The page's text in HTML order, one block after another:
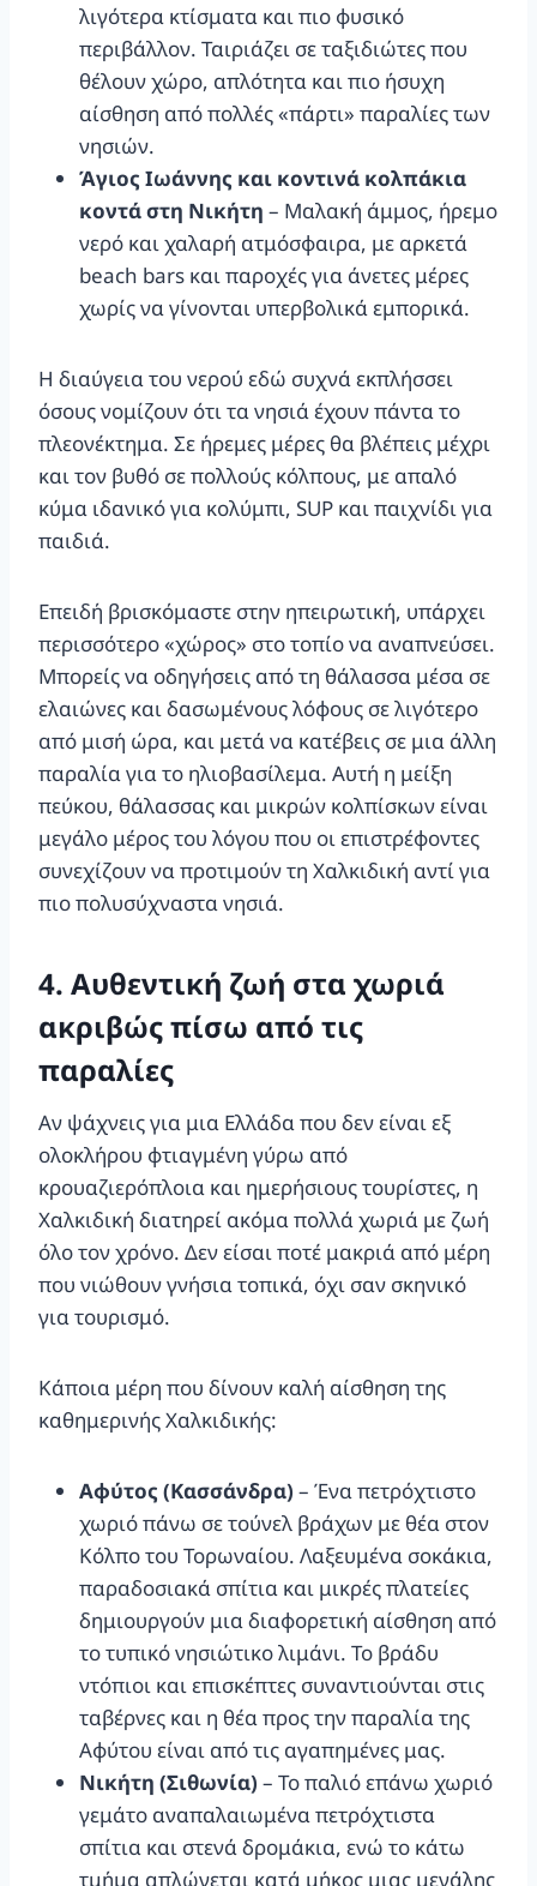
λιγότερα κτίσματα και πιο φυσικό
περιβάλλον. Ταιριάζει σε ταξιδιώτες που
θέλουν χώρο, απλότητα και πιο ήσυχη
αίσθηση από πολλές «πάρτι» παραλίες των
νησιών.
Άγιος Ιωάννης και κοντινά κολπάκια
κοντά στη Νικήτη – Μαλακή άμμος, ήρεμο
νερό και χαλαρή ατμόσφαιρα, με αρκετά
beach bars και παροχές για άνετες μέρες
χωρίς να γίνονται υπερβολικά εμπορικά.
Η διαύγεια του νερού εδώ συχνά εκπλήσσει
όσους νομίζουν ότι τα νησιά έχουν πάντα το
πλεονέκτημα. Σε ήρεμες μέρες θα βλέπεις μέχρι
και τον βυθό σε πολλούς κόλπους, με απαλό
κύμα ιδανικό για κολύμπι, SUP και παιχνίδι για
παιδιά.
Επειδή βρισκόμαστε στην ηπειρωτική, υπάρχει
περισσότερο «χώρος» στο τοπίο να αναπνεύσει.
Μπορείς να οδηγήσεις από τη θάλασσα μέσα σε
ελαιώνες και δασωμένους λόφους σε λιγότερο
από μισή ώρα, και μετά να κατέβεις σε μια άλλη
παραλία για το ηλιοβασίλεμα. Αυτή η μείξη
πεύκου, θάλασσας και μικρών κολπίσκων είναι
μεγάλο μέρος του λόγου που οι επιστρέφοντες
συνεχίζουν να προτιμούν τη Χαλκιδική αντί για
πιο πολυσύχναστα νησιά.
4. Αυθεντική ζωή στα χωριά
ακριβώς πίσω από τις
παραλίες
Αν ψάχνεις για μια Ελλάδα που δεν είναι εξ
ολοκλήρου φτιαγμένη γύρω από
κρουαζιερόπλοια και ημερήσιους τουρίστες, η
Χαλκιδική διατηρεί ακόμα πολλά χωριά με ζωή
όλο τον χρόνο. Δεν είσαι ποτέ μακριά από μέρη
που νιώθουν γνήσια τοπικά, όχι σαν σκηνικό
για τουρισμό.
Κάποια μέρη που δίνουν καλή αίσθηση της
καθημερινής Χαλκιδικής:
Αφύτος (Κασσάνδρα) – Ένα πετρόχτιστο
χωριό πάνω σε τούνελ βράχων με θέα στον
Κόλπο του Τορωναίου. Λαξευμένα σοκάκια,
παραδοσιακά σπίτια και μικρές πλατείες
δημιουργούν μια διαφορετική αίσθηση από
το τυπικό νησιώτικο λιμάνι. Το βράδυ
ντόπιοι και επισκέπτες συναντιούνται στις
ταβέρνες και η θέα προς την παραλία της
Αφύτου είναι από τις αγαπημένες μας.
Νικήτη (Σιθωνία) – Το παλιό επάνω χωριό
γεμάτο αναπαλαιωμένα πετρόχτιστα
σπίτια και στενά δρομάκια, ενώ το κάτω
τμήμα απλώνεται κατά μήκος μιας μεγάλης